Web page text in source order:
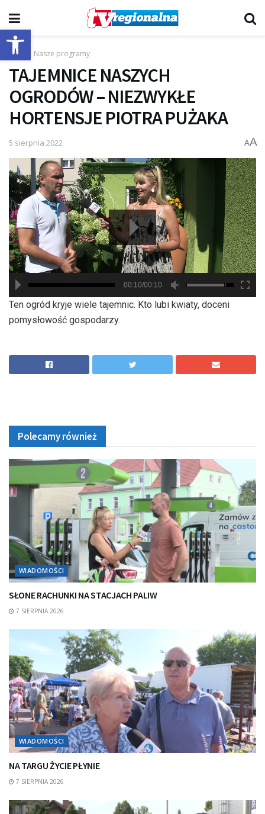
Otwórz pasek narzędzi
Start Nasze programy
TAJEMNICE NASZYCH
OGRODÓW – NIEZWYKŁE
HORTENSJE PIOTRA PUŻAKA
5 sierpnia 2022 AA
hd2880
hd2160
hd2160
hd1440
highres
hd1080
hd720
large
medium
small
tiny
00:10/00:10
Ten ogród kryje wiele tajemnic. Kto lubi kwiaty, doceni
pomysłowość gospodarzy.
Polecamy również
WIADOMOŚCI
SŁONE RACHUNKI NA STACJACH PALIW
7 SIERPNIA 2026
WIADOMOŚCI
NA TARGU ŻYCIE PŁYNIE
7 SIERPNIA 2026